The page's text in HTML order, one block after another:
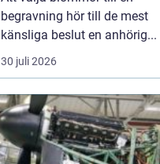
begravning hör till de mest
känsliga beslut en anhörig...
30 juli 2026